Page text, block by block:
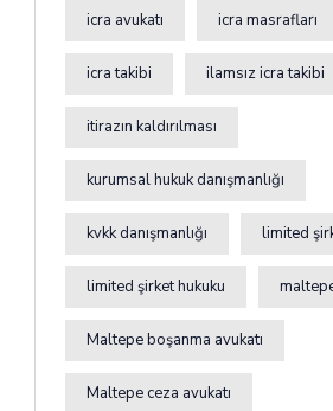
icra avukatı icra masrafları
icra takibi ilamsız icra takibi
itirazın kaldırılması
kurumsal hukuk danışmanlığı
kvkk danışmanlığı limited
limited şirket hukuku
Maltepe boşanma avukatı
Maltepe ceza avukatı